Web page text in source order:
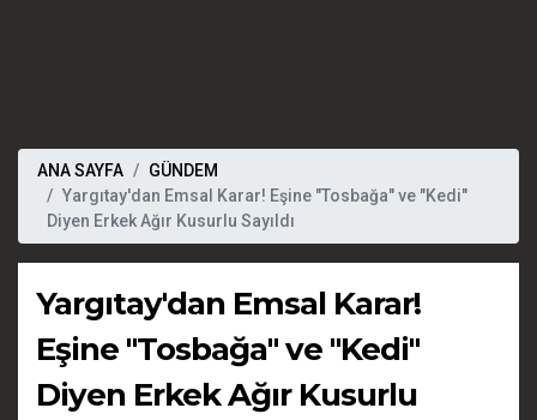
ANA SAYFA
GÜNDEM
Yargıtay'dan Emsal Karar! Eşine "Tosbağa" ve "Kedi"
Diyen Erkek Ağır Kusurlu Sayıldı
Yargıtay'dan Emsal Karar!
Eşine "Tosbağa" ve "Kedi"
Diyen Erkek Ağır Kusurlu